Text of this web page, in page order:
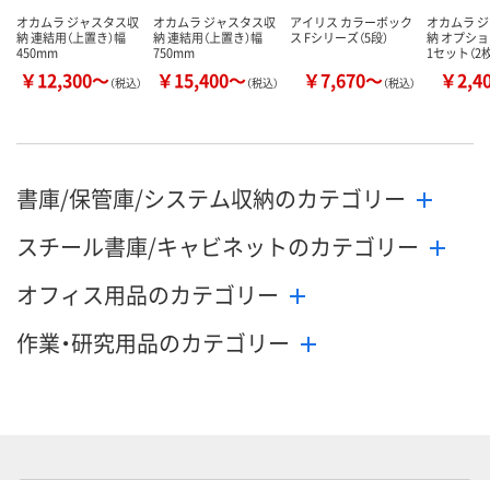
カゴへ カゴへ カ
オカムラ ジャスタス収
納 連結用（上置き）幅
450mm
￥12,300～（税込）
オカムラ ジャスタス収
納 連結用（上置き）幅
750mm
￥15,400～（税込）
アイリス カラーボック
ス Fシリーズ（5段）
￥7,670～（税込）
オカムラ
納 オプシ
1セット（
￥
書庫/保管庫/システム収納のカテゴリー
スチール書庫/キャビネットのカテゴリー
オフィス用品のカテゴリー
作業・研究用品のカテゴリー